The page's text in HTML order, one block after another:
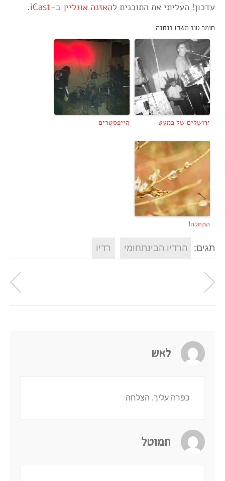
עדכון! העליתי את התוכנית להאזנה אונליין ב-iCast .
חומר טוב משהו בנזונה
ירושלים של כמעט הייפסטרים
התחלה!
תגים: הרדיו הבינתחומי רדיו
לאש
כפרה עליך. הצלחה
חמוטל